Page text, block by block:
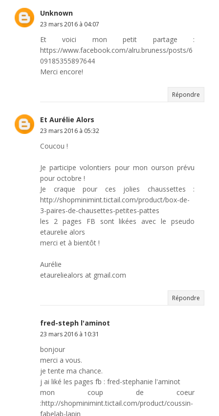
Unknown
23 mars 2016 à 04:07
Et voici mon petit partage :
https://www.facebook.com/alru.bruness/posts/6
09185355897644
Merci encore!
Répondre
Et Aurélie Alors
23 mars 2016 à 05:32
Coucou !
Je participe volontiers pour mon ourson prévu
pour octobre !
Je craque pour ces jolies chaussettes :
http://shopminimint.tictail.com/product/box-de-
3-paires-de-chausettes-petites-pattes
les 2 pages FB sont likées avec le pseudo
etaurelie alors
merci et à bientôt !
Aurélie
etaureliealors at gmail.com
Répondre
fred-steph l'aminot
23 mars 2016 à 10:31
bonjour
merci a vous.
je tente ma chance.
j ai liké les pages fb : fred-stephanie l'aminot
mon coup de coeur
:http://shopminimint.tictail.com/product/coussin-
fabelab-lapin